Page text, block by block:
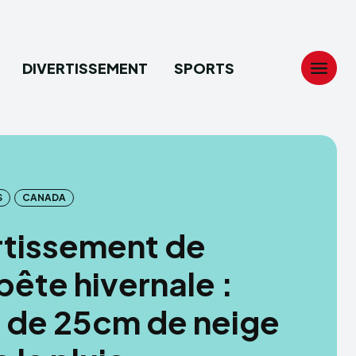
DIVERTISSEMENT SPORTS
CANADA
de
hivernale :
de 25cm de neige